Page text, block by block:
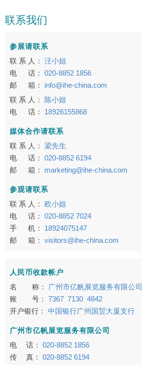
联系我们
参展请联系
联 系 人： 汪小姐
电 话： 020-8852 1856
邮 箱：
info@ihe-china.com
联 系 人：
陈小姐
电 话：
18926155868
媒体合作请联系
联 系 人： 梁先生
电 话： 020-8852 6194
邮 箱：
marketing@ihe-china.com
参观请联系
联 系 人：
欧小姐
电 话： 020-8852 7024
手 机：
18924075147
邮 箱： visitors@ihe-china.com
人民币收款帐户
名 称：
广州市亿帆展览服务有限公司
账 号： 7367 7130 4842
开户银行： 中国银行广州国贸大厦支行
广州市亿帆展览服务有限公司
电 话： 020-8852 1856
传 真： 020-8852 6194